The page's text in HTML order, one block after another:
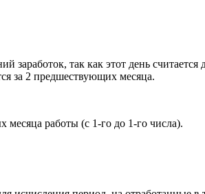
так как этот день
за 2 предшествующих месяца.
месяца работы (с 1-го до 1-го числа).